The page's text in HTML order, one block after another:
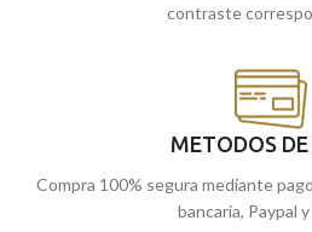
contraste
METODOS DE
Compra 100% segura mediante
bancaria, Paypal